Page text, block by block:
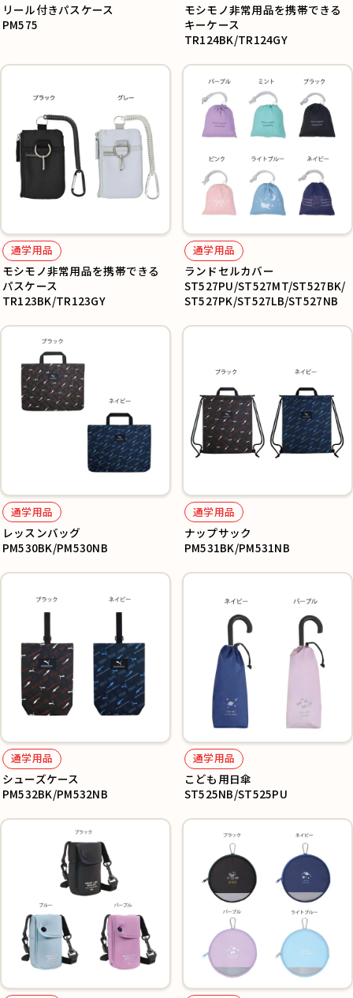
リール付きパスケース
PM575
モシモノ非常用品を携帯できる
キーケース
TR124BK/TR124GY
通学用品
モシモノ非常用品を携帯できる
パスケース
TR123BK/TR123GY
通学用品
ランドセルカバー
ST527PU/ST527MT/ST527BK/
ST527PK/ST527LB/ST527NB
通学用品
レッスンバッグ
PM530BK/PM530NB
通学用品
ナップサック
PM531BK/PM531NB
通学用品
シューズケース
PM532BK/PM532NB
通学用品
こども用日傘
ST525NB/ST525PU